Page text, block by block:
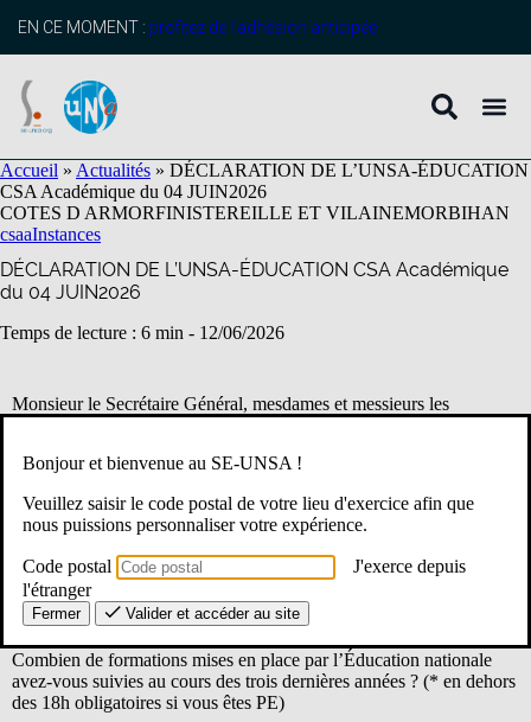
principal
EN CE MOMENT : profitez de l’adhésion anticipée
Accueil » Actualités » DÉCLARATION DE L’UNSA-ÉDUCATION
CSA Académique du 04 JUIN2026
COTES D ARMORFINISTEREILLE ET VILAINEMORBIHAN
csaaInstances
DÉCLARATION DE L’UNSA-ÉDUCATION CSA Académique
du 04 JUIN2026
Temps de lecture : 6 min - 12/06/2026
Monsieur le Secrétaire Général, mesdames et messieurs les
Nous avions prévu d’aborder les conditions climatiques mais
comme tout a été dit par nos collègues des autres syndicats, nous ne
reviendrons pas sur ce sujet.
Pour ce qui concerne le Plan de Formation Académique, dans la
question 6 du questionnaire sur la formation, l’astérisque qui ne
nous a pas échappé résume tout :
Combien de formations mises en place par l’Éducation nationale
avez-vous suivies au cours des trois dernières années ? (* en dehors
des 18h obligatoires si vous êtes PE)
Bonjour et bienvenue au SE-UNSA !
Veuillez saisir le code postal de votre lieu d'exercice afin que
nous puissions personnaliser votre expérience.
Code postal
J'exerce depuis
l'étranger
Fermer Valider et accéder au site